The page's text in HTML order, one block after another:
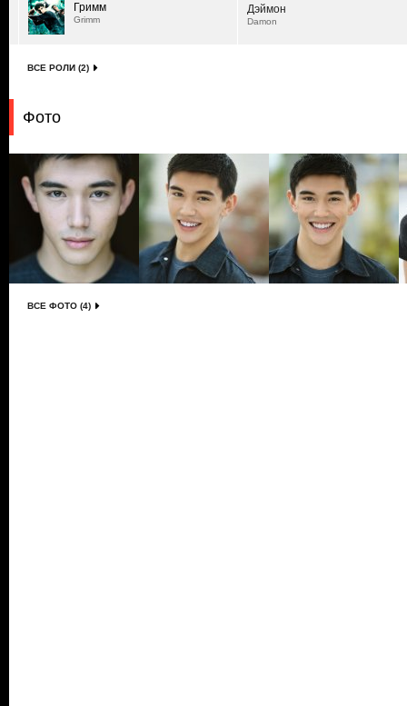
Гримм
Grimm
Дэймон
Damon
ВСЕ РОЛИ (2)
Фото
ВСЕ ФОТО (4)